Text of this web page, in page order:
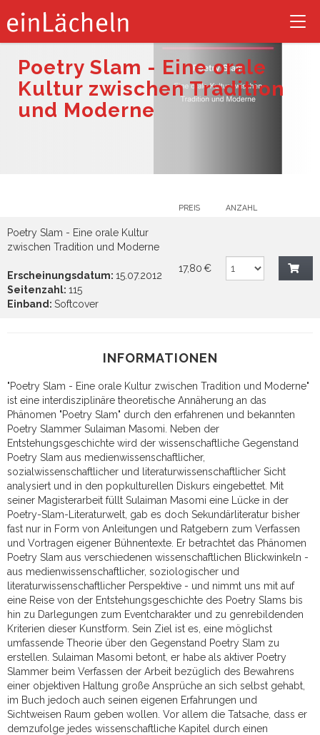
Poetry Slam - Eine orale
Kultur zwischen Tradition
und Moderne
PREIS ANZAHL
Poetry Slam - Eine orale Kultur
zwischen Tradition und Moderne
Erscheinungsdatum: 15.07.2012
Seitenzahl: 115
Einband: Softcover
17,80 €
INFORMATIONEN
"Poetry Slam - Eine orale Kultur zwischen Tradition und Moderne"
ist eine interdisziplinäre theoretische Annäherung an das
Phänomen "Poetry Slam" durch den erfahrenen und bekannten
Poetry Slammer Sulaiman Masomi. Neben der
Entstehungsgeschichte wird der wissenschaftliche Gegenstand
Poetry Slam aus medienwissenschaftlicher,
sozialwissenschaftlicher und literaturwissenschaftlicher Sicht
analysiert und in den popkulturellen Diskurs eingebettet. Mit
seiner Magisterarbeit füllt Sulaiman Masomi eine Lücke in der
Poetry-Slam-Literaturwelt, gab es doch Sekundärliteratur bisher
fast nur in Form von Anleitungen und Ratgebern zum Verfassen
und Vortragen eigener Bühnentexte. Er betrachtet das Phänomen
Poetry Slam aus verschiedenen wissenschaftlichen Blickwinkeln -
aus medienwissenschaftlicher, soziologischer und
literaturwissenschaftlicher Perspektive - und nimmt uns mit auf
eine Reise von der Entstehungsgeschichte des Poetry Slams bis
hin zu Darlegungen zum Eventcharakter und zu genrebildenden
Kriterien dieser Kunstform. Sein Ziel ist es, eine möglichst
umfassende Theorie über den Gegenstand Poetry Slam zu
erstellen. Sulaiman Masomi betont, er habe als aktiver Poetry
Slammer beim Verfassen der Arbeit bezüglich des Bewahrens
einer objektiven Haltung große Ansprüche an sich selbst gehabt,
im Buch jedoch auch seinen eigenen Erfahrungen und
Sichtweisen Raum geben wollen. Vor allem die Tatsache, dass er
demzufolge jedes wissenschaftliche Kapitel durch einen